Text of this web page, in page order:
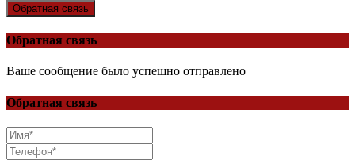
Обратная связь
Обратная связь
Ваше сообщение было успешно отправлено
Обратная связь